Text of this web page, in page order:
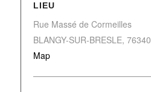
LIEU
Rue Massé de Cormeilles
BLANGY-SUR-BRESLE, 76340
Map